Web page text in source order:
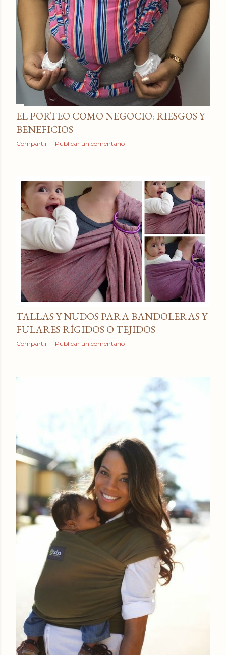
EL PORTEO COMO NEGOCIO: RIESGOS Y
BENEFICIOS
Compartir Publicar un comentario
TALLAS Y NUDOS PARA BANDOLERAS Y
FULARES RÍGIDOS O TEJIDOS
Compartir Publicar un comentario